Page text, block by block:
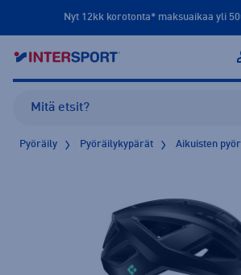
Nyt 12kk korotonta* maksuaikaa yli
Pyöräily Pyöräilykypärät Aikuisten